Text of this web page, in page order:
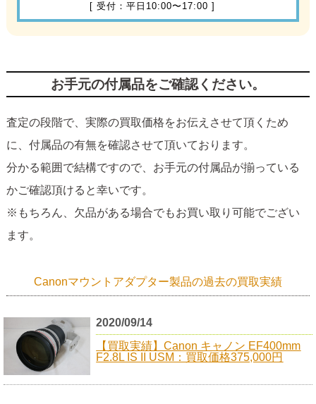
[ 受付：平日10:00〜17:00 ]
お手元の付属品をご確認ください。
査定の段階で、実際の買取価格をお伝えさせて頂くため
に、付属品の有無を確認させて頂いております。
分かる範囲で結構ですので、お手元の付属品が揃っている
かご確認頂けると幸いです。
※もちろん、欠品がある場合でもお買い取り可能でござい
ます。
Canonマウントアダプター製品の過去の買取実績
2020/09/14
【買取実績】Canon キャノン EF400mm
F2.8L IS II USM：買取価格375,000円